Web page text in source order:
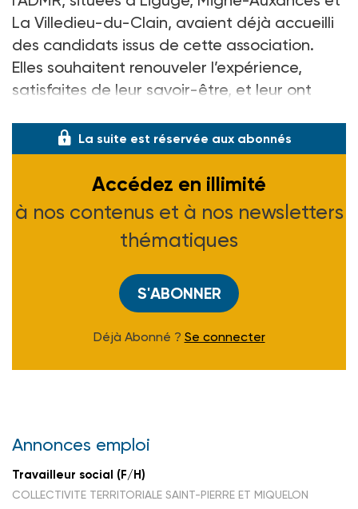
La Villedieu-du-Clain, avaient déjà accueilli
des candidats issus de cette association.
Elles souhaitent renouveler l’expérience,
satisfaites de leur savoir-être, et leur ont
La suite est réservée aux abonnés
Accédez en illimité
à nos contenus et à nos newsletters
thématiques
S'ABONNER
Déjà Abonné ? Se connecter
Annonces emploi
Travailleur social (F/H)
COLLECTIVITE TERRITORIALE SAINT-PIERRE ET MIQUELON